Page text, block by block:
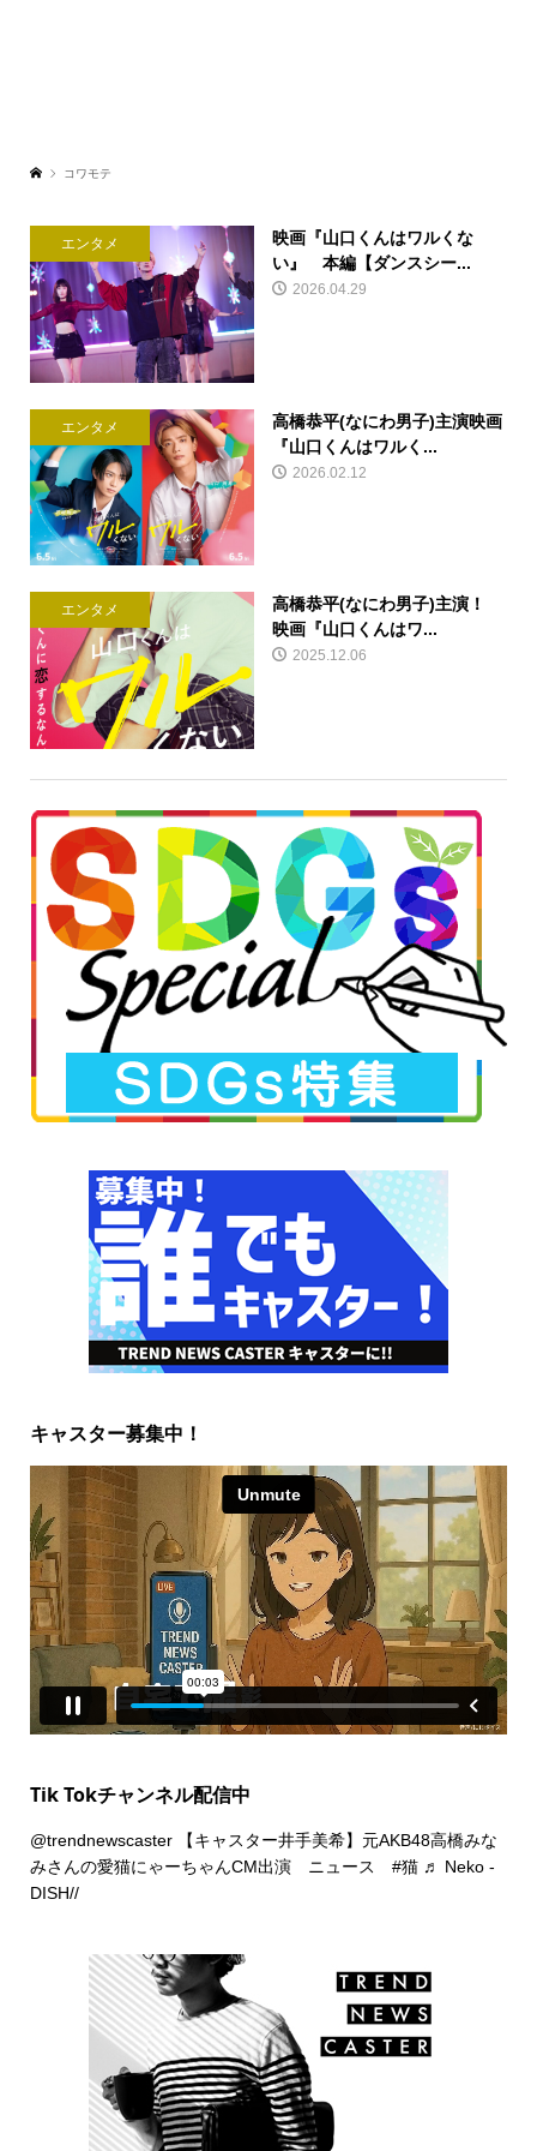
コワモテ
エンタメ
映画『山口くんはワルくな
い』 本編【ダンスシー...
2026.04.29
エンタメ
高橋恭平(なにわ男子)主演映画
『山口くんはワルく...
2026.02.12
エンタメ
高橋恭平(なにわ男子)主演！
映画『山口くんはワ...
2025.12.06
キャスター募集中！
Tik Tokチャンネル配信中
@trendnewscaster【キャスター井手美希】元AKB48高橋みな
みさんの愛猫にゃーちゃんCM出演 ニュース #猫 ♬ Neko -
DISH//